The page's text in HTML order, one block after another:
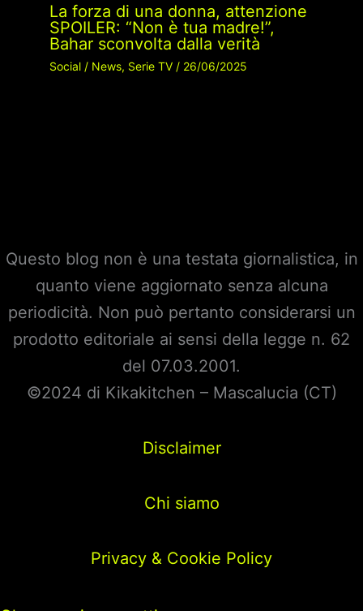
La forza di una donna, attenzione
SPOILER: “Non è tua madre!”,
Bahar sconvolta dalla verità
Social/ News, Serie TV/ 26/06/2025
Questo blog non è una testata giornalistica, in
quanto viene aggiornato senza alcuna
periodicità. Non può pertanto considerarsi un
prodotto editoriale ai sensi della legge n. 62
del 07.03.2001.
©2024 di Kikakitchen – Mascalucia (CT)
Disclaimer
Chi siamo
Privacy & Cookie Policy